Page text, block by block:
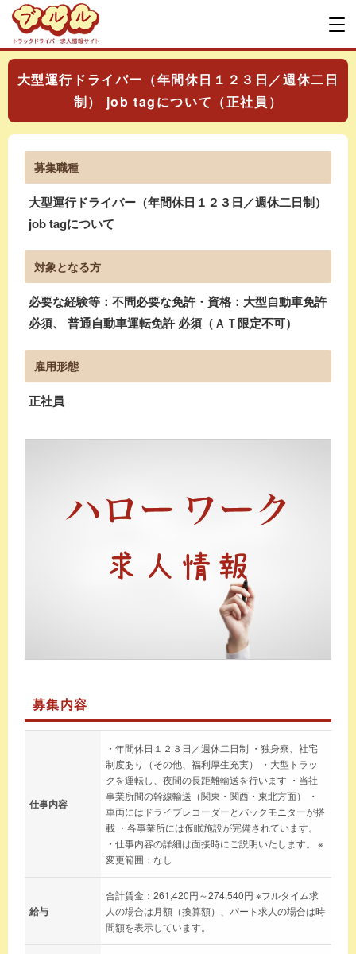
大型運行ドライバー（年間休日１２３日／週休二日
制） job tagについて（正社員）
募集職種
大型運行ドライバー（年間休日１２３日／週休二日制）
job tagについて
対象となる方
必要な経験等：不問必要な免許・資格：大型自動車免許
必須、 普通自動車運転免許 必須（ＡＴ限定不可）
雇用形態
正社員
募集内容
仕事内容
・年間休日１２３日／週休二日制 ・独身寮、社宅
制度あり（その他、福利厚生充実） ・大型トラッ
クを運転し、夜間の長距離輸送を行います ・当社
事業所間の幹線輸送（関東・関西・東北方面） ・
車両にはドライブレコーダーとバックモニターが搭
載 ・各事業所には仮眠施設が完備されています。
・仕事内容の詳細は面接時にご説明いたします。 ※
変更範囲：なし
給与
合計賃金：261,420円～274,540円 ※フルタイム求
人の場合は月額（換算額）、パート求人の場合は時
間額を表示しています。